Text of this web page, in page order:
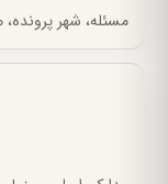
مسئله، شهر پرونده،